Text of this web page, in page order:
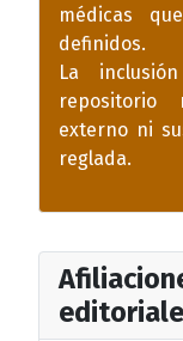
médicas
definidos.
La
repositorio
externo ni
reglada.